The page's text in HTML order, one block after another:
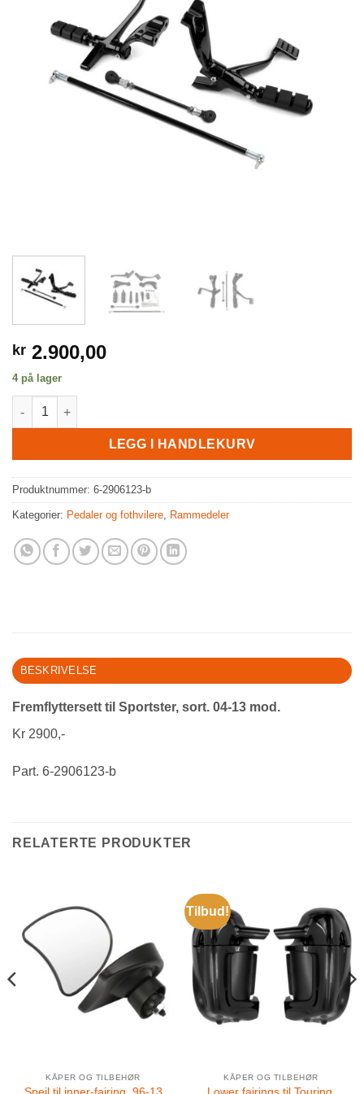
kr 2.900,00
4 på lager
Fremflyttersett til Sportster, sort. 04-13 mod. antall
LEGG I HANDLEKURV
Produktnummer: 6-2906123-b
Kategorier: Pedaler og fothvilere Rammedeler
BESKRIVELSE
Fremflyttersett til Sportster, sort. 04-13 mod.
Kr 2900,-
Part. 6-2906123-b
RELATERTE PRODUKTER
KÅPER OG TILBEHØR
Tilbud!
KÅPER OG TILBEHØR